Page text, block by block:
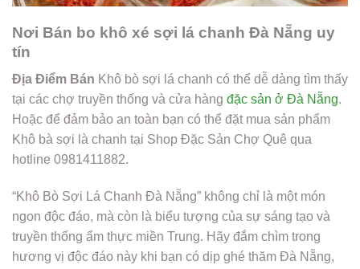
Nơi Bán bo khô xé sợi lá chanh Đà Nẵng uy
tín
Địa Điểm Bán Khô bò sợi lá chanh có thể dễ dàng tìm thấy
tại các chợ truyền thống và cửa hàng đặc sản ở Đà Nẵng.
Hoặc để đảm bảo an toàn bạn có thể đặt mua sản phẩm
Khô bà sợi là chanh tại Shop Đặc Sản Chợ Quê qua
hotline 0981411882.
“Khô Bò Sợi Lá Chanh Đà Nẵng” không chỉ là một món
ngon độc đáo, mà còn là biểu tượng của sự sáng tạo và
truyền thống ẩm thực miền Trung. Hãy đắm chìm trong
hương vị độc đáo này khi bạn có dịp ghé thăm Đà Nẵng,